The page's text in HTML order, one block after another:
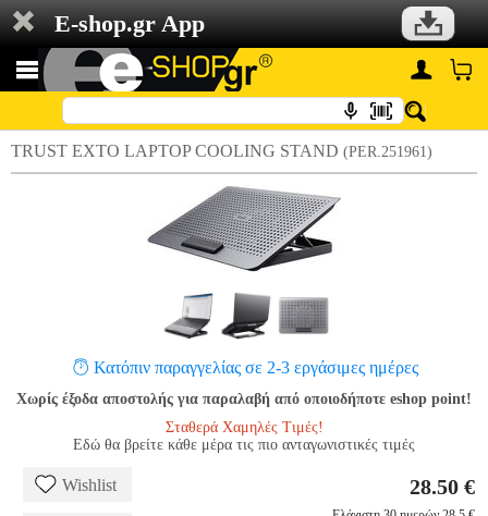
E-shop.gr App
TRUST EXTO LAPTOP COOLING STAND (PER.251961)
Κατόπιν παραγγελίας σε 2-3 εργάσιμες ημέρες
Χωρίς έξοδα αποστολής για παραλαβή από οποιοδήποτε eshop point!
Σταθερά Χαμηλές Τιμές!
Εδώ θα βρείτε κάθε μέρα τις πιο ανταγωνιστικές τιμές
Wishlist 28.50 €